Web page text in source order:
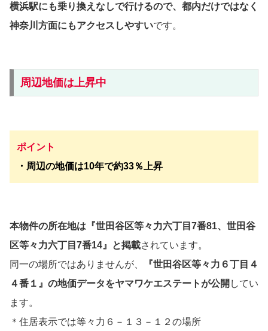
横浜駅にも乗り換えなしで行けるので、都内だけではなく
神奈川方面にもアクセスしやすいです。
周辺地価は上昇中
ポイント
・ 周辺の地価は10年で約33％上昇
本物件の所在地は『世田谷区等々力六丁目7番81、世田谷
区等々力六丁目7番14』と掲載されています。
同一の場所ではありませんが、
『世田谷区等々力６丁目４
４番１』の地価データをヤマワケエステートが公開 してい
ます。
＊住居表示では等々力６－１３－１２の場所